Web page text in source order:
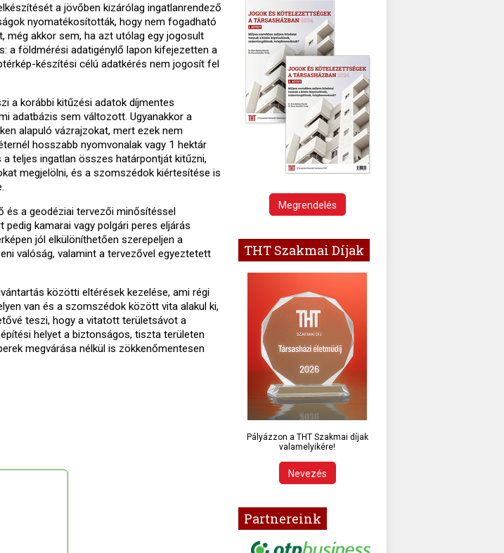
a jövőben kizárólag ingatlanrendező
nyomatékosították, hogy nem fogadható
még akkor sem, ha azt utólag egy jogosult
a földmérési adatigénylő lapon kifejezetten a
készítési célú adatkérés nem jogosít fel
a korábbi kitűzési adatok díjmentes
adatbázis sem változott. Ugyanakkor a
alapuló vázrajzokat, mert ezek nem
hosszabb nyomvonalak vagy 1 hektár
teljes ingatlan összes határpontját kitűzni,
megjelölni, és a szomszédok kiértesítése is
és a geodéziai tervezői minősítéssel
kamarai vagy polgári peres eljárás
jól elkülöníthetően szerepeljen a
valóság, valamint a tervezővel egyeztetett
közötti eltérések kezelése, ami régi
van és a szomszédok között vita alakul ki,
teszi, hogy a vitatott területsávot a
helyet a biztonságos, tiszta területen
megvárása nélkül is zökkenőmentesen
Megrendelés
THT Szakmai Díjak
Pályázzon a THT Szakmai díjak
valamelyikére!
Nevezés
Partnereink